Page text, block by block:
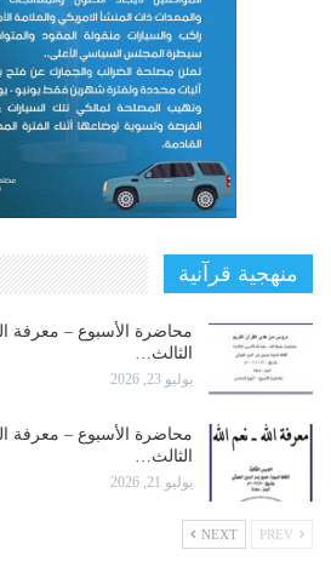
منهجية قرآنية
محاضرة الأسبوع – معرفة
الثالث…
يوليو 23, 2026
محاضرة الأسبوع – معرفة
الثالث…
يوليو 21, 2026
NEXT